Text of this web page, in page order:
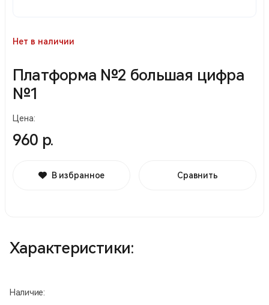
Нет в наличии
Платформа №2 большая цифра
№1
Цена:
960 р.
В избранное Сравнить
Характеристики:
Наличие: